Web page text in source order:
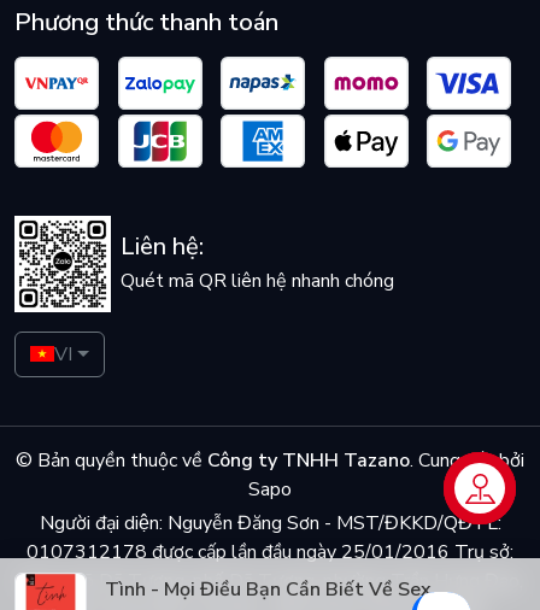
Tình - Mọi Điều Bạn Cần Biết Về Sex
Phương thức thanh toán
Liên hệ:
Quét mã QR liên hệ nhanh chóng
VI
© Bản quyền thuộc về Công ty TNHH Tazano. Cung cấp bởi
Sapo
Người đại diện: Nguyễn Đăng Sơn - MST/ĐKKD/QĐTL:
0107312178 được cấp lần đầu ngày 25/01/2016 Trụ sở:
Số 5 ngõ Dã Tương, phố Dã Tượng, phường Trần Hưng Đạo,
Liên hệ